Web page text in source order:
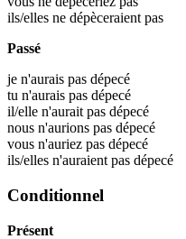
ils/elles ne dépèceraient pas
Passé
je n'aurais pas dépecé
tu n'aurais pas dépecé
il/elle n'aurait pas dépecé
nous n'aurions pas dépecé
vous n'auriez pas dépecé
ils/elles n'auraient pas dépecé
Conditionnel
Présent